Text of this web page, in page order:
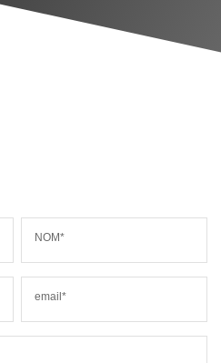
NOM*
email*